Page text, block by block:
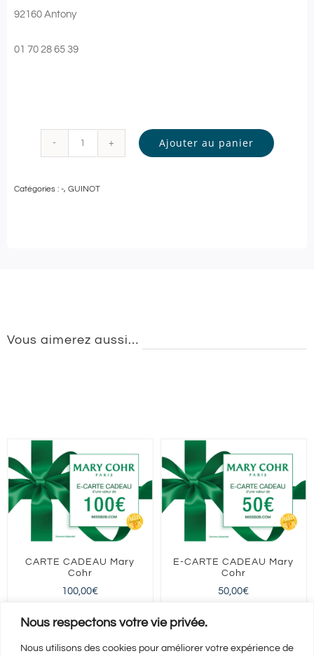
Nous respectons votre vie privée.
Nous utilisons des cookies pour améliorer votre expérience de
92160 Antony
01 70 28 65 39
Guinot
min
Ajouter au panier
Catégories : -, GUINOT
Vous aimerez aussi…
CARTE CADEAU Mary
Cohr
100,00€
FRANCE entière
E-CARTE CADEAU Mary
Cohr
50,00€